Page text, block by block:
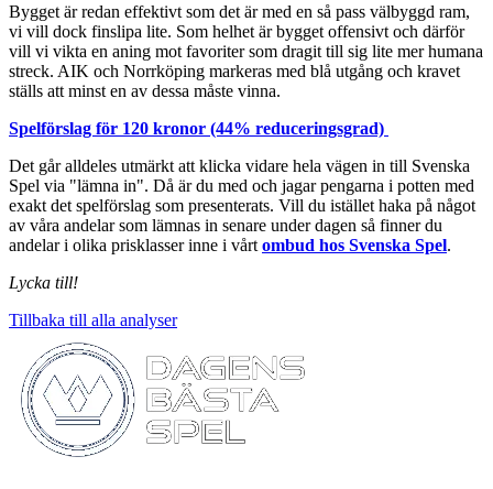
Bygget är redan effektivt som det är med en så pass välbyggd ram,
vi vill dock finslipa lite. Som helhet är bygget offensivt och därför
vill vi vikta en aning mot favoriter som dragit till sig lite mer humana
streck. AIK och Norrköping markeras med blå utgång och kravet
ställs att minst en av dessa måste vinna.
Spelförslag för 120 kronor (44% reduceringsgrad)
Det går alldeles utmärkt att klicka vidare hela vägen in till Svenska
Spel via "lämna in". Då är du med och jagar pengarna i potten med
exakt det spelförslag som presenterats. Vill du istället haka på något
av våra andelar som lämnas in senare under dagen så finner du
andelar i olika prisklasser inne i vårt ombud hos Svenska Spel.
Lycka till!
Tillbaka till alla analyser